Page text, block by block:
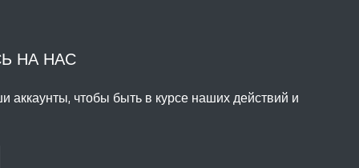
НА НАС
аккаунты, чтобы быть в курсе наших действий и